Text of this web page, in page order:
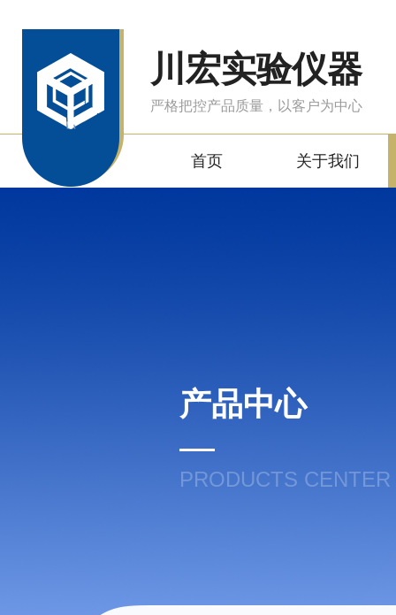
川宏实验仪器
严格把控产品质量，以客户为中心
首页 关于我们
产品中心
PRODUCTS CENTER